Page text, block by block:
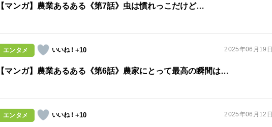
【マンガ】農業あるある《第7話》虫は慣れっこだけど…
エンタメ +10 2025年06月19日
【マンガ】農業あるある《第6話》農家にとって最高の瞬間は…
エンタメ +10 2025年06月12日